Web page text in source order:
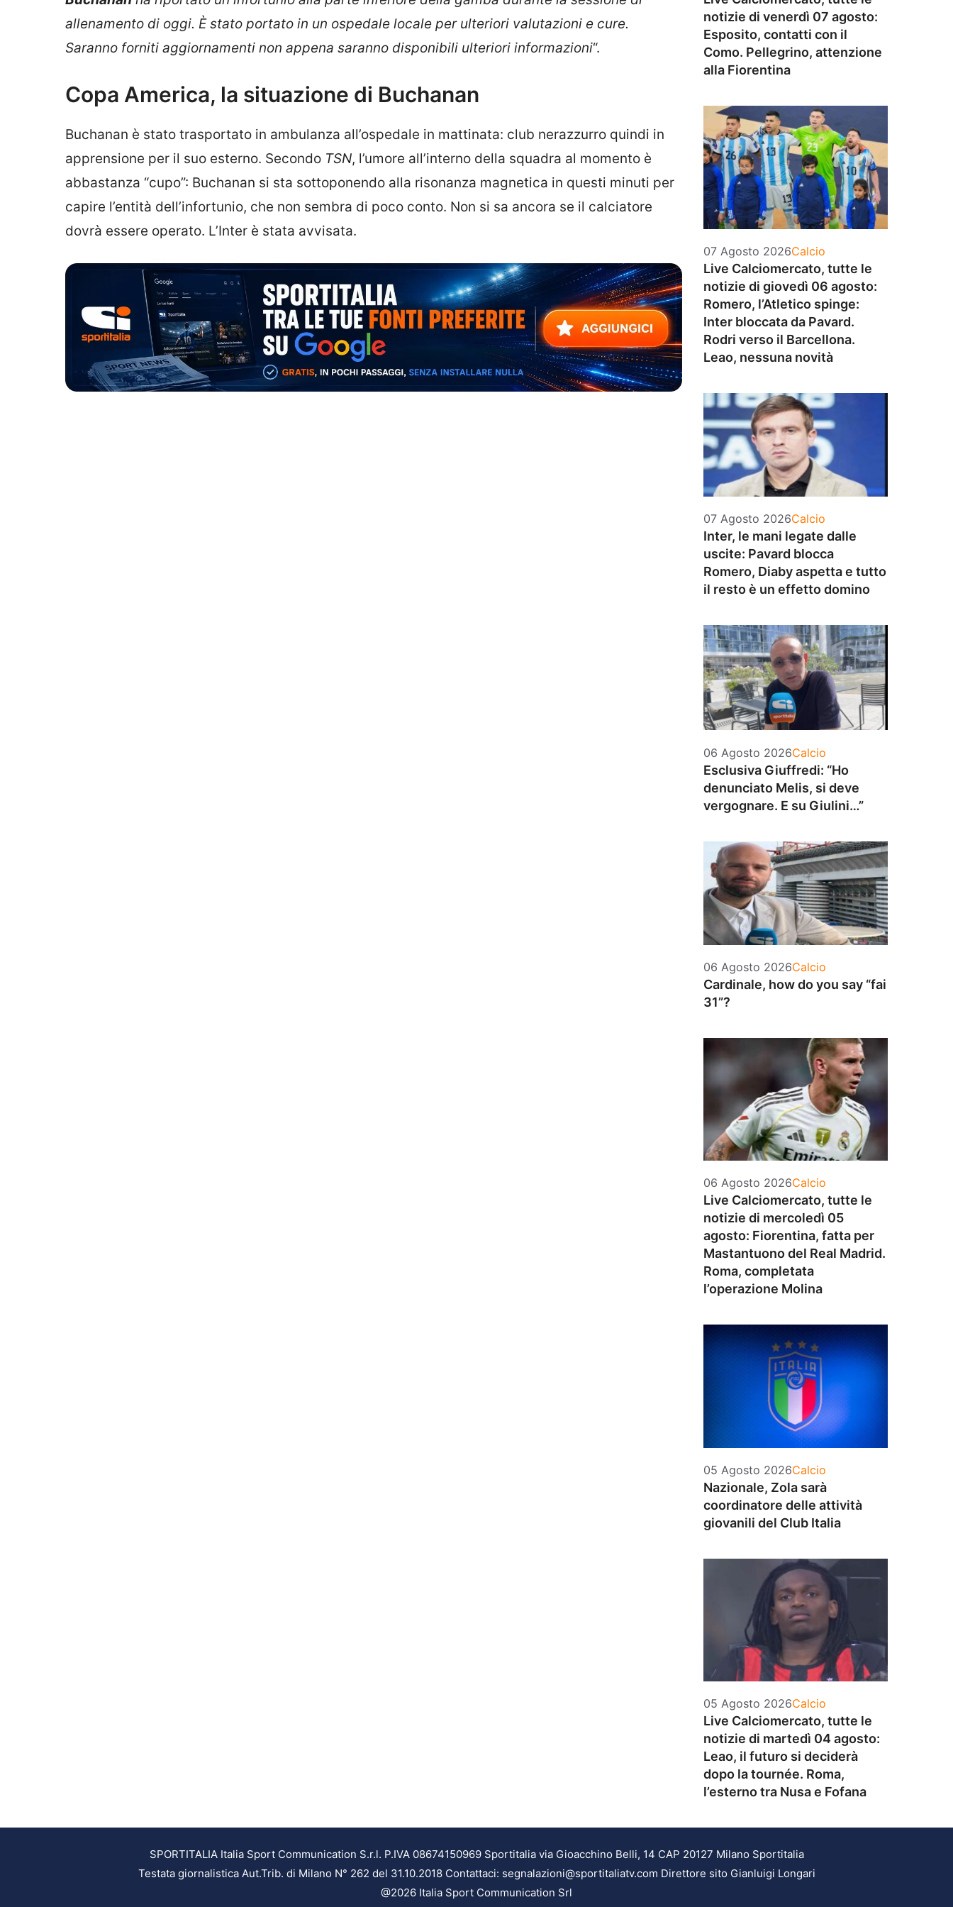
allenamento di oggi. È stato portato in un ospedale locale per ulteriori valutazioni e cure.
Saranno forniti aggiornamenti non appena saranno disponibili ulteriori informazioni“.
Copa America, la situazione di Buchanan
Buchanan è stato trasportato in ambulanza all’ospedale in mattinata: club nerazzurro quindi in
apprensione per il suo esterno. Secondo TSN, l’umore all’interno della squadra al momento è
abbastanza “cupo”: Buchanan si sta sottoponendo alla risonanza magnetica in questi minuti per
capire l’entità dell’infortunio, che non sembra di poco conto. Non si sa ancora se il calciatore
dovrà essere operato. L’Inter è stata avvisata.
notizie di venerdì 07 agosto:
Esposito, contatti con il
Como. Pellegrino, attenzione
alla Fiorentina
07 Agosto 2026Categorie
Calcio
Live Calciomercato, tutte le
notizie di giovedì 06 agosto:
Romero, l’Atletico spinge:
Inter bloccata da Pavard.
Rodri verso il Barcellona.
Leao, nessuna novità
07 Agosto 2026Categorie
Calcio
Inter, le mani legate dalle
uscite: Pavard blocca
Romero, Diaby aspetta e tutto
il resto è un effetto domino
06 Agosto 2026Categorie
Calcio
Esclusiva Giuffredi: “Ho
denunciato Melis, si deve
vergognare. E su Giulini…”
06 Agosto 2026Categorie
Calcio
Cardinale, how do you say “fai
31”?
06 Agosto 2026Categorie
Calcio
Live Calciomercato, tutte le
notizie di mercoledì 05
agosto: Fiorentina, fatta per
Mastantuono del Real Madrid.
Roma, completata
l’operazione Molina
05 Agosto 2026Categorie
Calcio
Nazionale, Zola sarà
coordinatore delle attività
giovanili del Club Italia
05 Agosto 2026Categorie
Calcio
Live Calciomercato, tutte le
notizie di martedì 04 agosto:
Leao, il futuro si deciderà
dopo la tournée. Roma,
l’esterno tra Nusa e Fofana
SPORTITALIA Italia Sport Communication S.r.l. P.IVA 08674150969 Sportitalia via Gioacchino Belli, 14 CAP 20127 Milano Sportitalia
Testata giornalistica Aut.Trib. di Milano N° 262 del 31.10.2018 Contattaci: segnalazioni@sportitaliatv.com Direttore sito Gianluigi Longari
@2026 Italia Sport Communication Srl